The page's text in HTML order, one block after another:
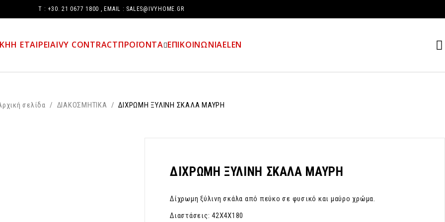
Τ : +30. 21 0677 1800 , EMAIL : SALES@IVYHOME.GR
Η ΕΤΑΙΡΕΙΑIVY CONTRACTΠΡΟΪΟΝΤΑ ΕΠΙΚΟΙΝΩΝΙΑELEN
σελίδα / ΔΙΑΚΟΣΜΗΤΙΚΑ / ΔΙΧΡΩΜΗ ΞΥΛΙΝΗ ΣΚΑΛΑ ΜΑΥΡΗ
ΔΙΧΡΩΜΗ ΞΥΛΙΝΗ ΣΚΑΛΑ ΜΑΥΡΗ
Δίχρωμη ξύλινη σκάλα από πεύκο σε φυσικό και μαύρο χρώμα.
Διαστάσεις: 42X4Χ180